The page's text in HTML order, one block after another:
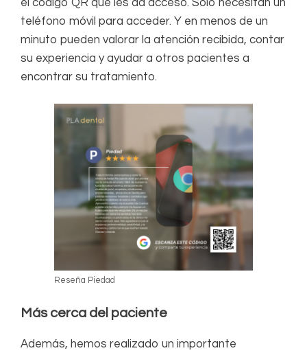
teléfono móvil para acceder. Y en menos de un
minuto pueden valorar la atención recibida, contar
su experiencia y ayudar a otros pacientes a
encontrar su tratamiento.
Reseña Piedad
Más cerca del paciente
Además, hemos realizado un importante